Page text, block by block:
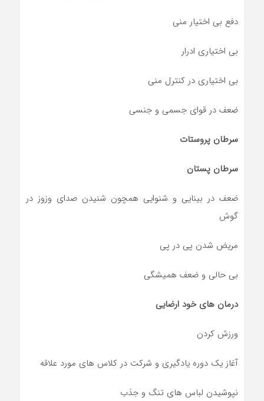
دفع بی اختیار منی
بی اختیاری ادرار
بی اختیاری در کنترل منی
ضعف در قوای جسمی و جنسی
سرطان پروستات
سرطان پستان
ضعف در بینایی و شنوایی همچون شنیدن صدای وزوز در
گوش
مریض شدن پی در پی
بی حالی و ضعف همیشگی
درمان های خود ارضایی
ورزش کردن
آغاز یک دوره یادگیری و شرکت در کلاس های مورد علاقه
نپوشیدن لباس های تنگ و جذب